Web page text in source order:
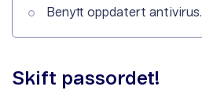
Benytt oppdatert antivirus.
Skift passordet!